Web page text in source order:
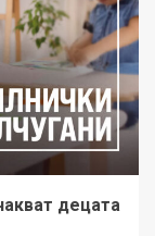
децата